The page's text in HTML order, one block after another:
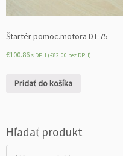
Štartér pomoc.motora DT-75
€100.86 s DPH (€82.00 bez DPH)
Pridať do košíka
Hľadať produkt